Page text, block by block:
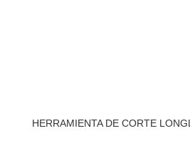
HERRAMIENTA DE CORTE